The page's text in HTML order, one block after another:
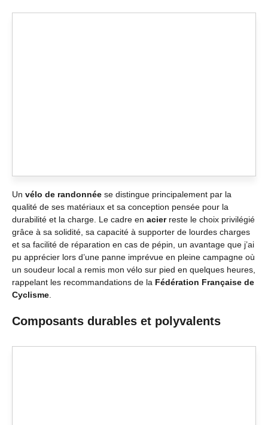
Un vélo de randonnée se distingue principalement par la
qualité de ses matériaux et sa conception pensée pour la
durabilité et la charge. Le cadre en acierreste le choix privilégié
grâce à sa solidité, sa capacité à supporter de lourdes charges
et sa facilité de réparation en cas de pépin, un avantage que j’ai
pu apprécier lors d’une panne imprévue en pleine campagne où
un soudeur local a remis mon vélo sur pied en quelques heures,
rappelant les recommandations de la Fédération Française de
Cyclisme
Composants durables et polyvalents